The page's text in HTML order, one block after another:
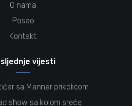
O nama
Posao
Kontakt
vijesti
sa Manner prikolicom
show sa kolom sreće